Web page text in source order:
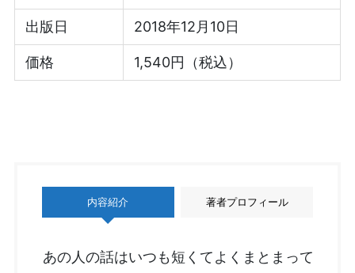
出版日 2018年12月10日
価格 1,540円（税込）
内容紹介 著者プロフィール
あの人の話はいつも短くてよくまとまって